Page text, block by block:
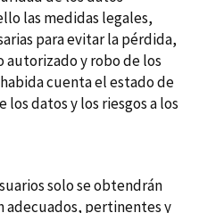
las medidas legales,
para evitar la pérdida,
autorizado y robo de los
cuenta el estado de
datos y los riesgos a los
solo se obtendrán
adecuados, pertinentes y